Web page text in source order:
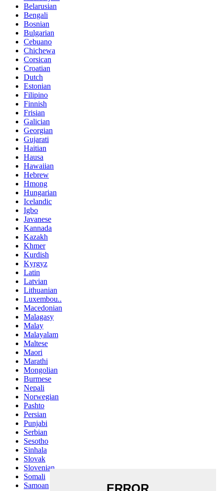
Belarusian
Bengali
Bosnian
Bulgarian
Cebuano
Chichewa
Corsican
Croatian
Dutch
Estonian
Filipino
Finnish
Frisian
Galician
Georgian
Gujarati
Haitian
Hausa
Hawaiian
Hebrew
Hmong
Hungarian
Icelandic
Igbo
Javanese
Kannada
Kazakh
Khmer
Kurdish
Kyrgyz
Latin
Latvian
Lithuanian
Luxembou..
Macedonian
Malagasy
Malay
Malayalam
Maltese
Maori
Marathi
Mongolian
Burmese
Nepali
Norwegian
Pashto
Persian
Punjabi
Serbian
Sesotho
Sinhala
Slovak
Slovenian
Somali
Samoan